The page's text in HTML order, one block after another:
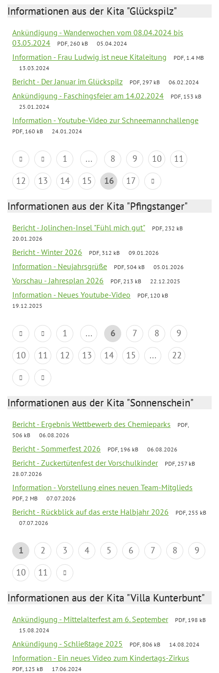
Informationen aus der Kita "Glückspilz"
Ankündigung - Wanderwochen vom 08.04.2024 bis
03.05.2024
PDF, 260 kB 05.04.2024
Information - Frau Ludwig ist neue Kitaleitung
PDF, 1.4 MB
13.03.2024
Bericht - Der Januar im Glückspilz PDF, 297 kB 06.02.2024
Ankündigung - Faschingsfeier am 14.02.2024
PDF, 153 kB
25.01.2024
Information - Youtube-Video zur Schneemannchallenge
PDF, 160 kB 24.01.2024
1 ... 8 9 10
11
12
13 14 15 16 17
Informationen aus der Kita "Pfingstanger"
Bericht - Jolinchen-Insel "Fühl mich gut"
PDF, 232 kB
20.01.2026
Bericht - Winter 2026 PDF, 312 kB 09.01.2026
Information - Neujahrsgrüße PDF, 504 kB 05.01.2026
Vorschau - Jahresplan 2026 PDF, 213 kB 22.12.2025
Information - Neues Youtube-Video
PDF, 120 kB
19.12.2025
1 ... 6 7 8
9
10
11 12 13 14 15 ... 22
Informationen aus der Kita "Sonnenschein"
Bericht - Ergebnis Wettbewerb des Chemieparks
PDF,
506 kB
06.08.2026
Bericht - Sommerfest 2026 PDF, 196 kB 06.08.2026
Bericht - Zuckertütenfest der Vorschulkinder
PDF, 257 kB
28.07.2026
Information - Vorstellung eines neuen Team-Mitglieds
PDF, 2 MB 07.07.2026
Bericht - Rückblick auf das erste Halbjahr 2026
PDF, 255 kB
07.07.2026
1 2 3 4 5 6 7 8
9
10
11
Informationen aus der Kita "Villa Kunterbunt"
Ankündigung - Mittelalterfest am 6. September
PDF, 198 kB
15.08.2024
Ankündigung - Schließtage 2025 PDF, 806 kB 14.08.2024
Information - Ein neues Video zum Kindertags-Zirkus
PDF, 125 kB 17.06.2024